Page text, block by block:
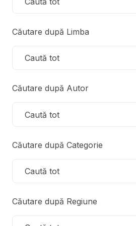
Căutare după Limba
Căutare după Autor
Căutare după Categorie
Căutare după Regiune